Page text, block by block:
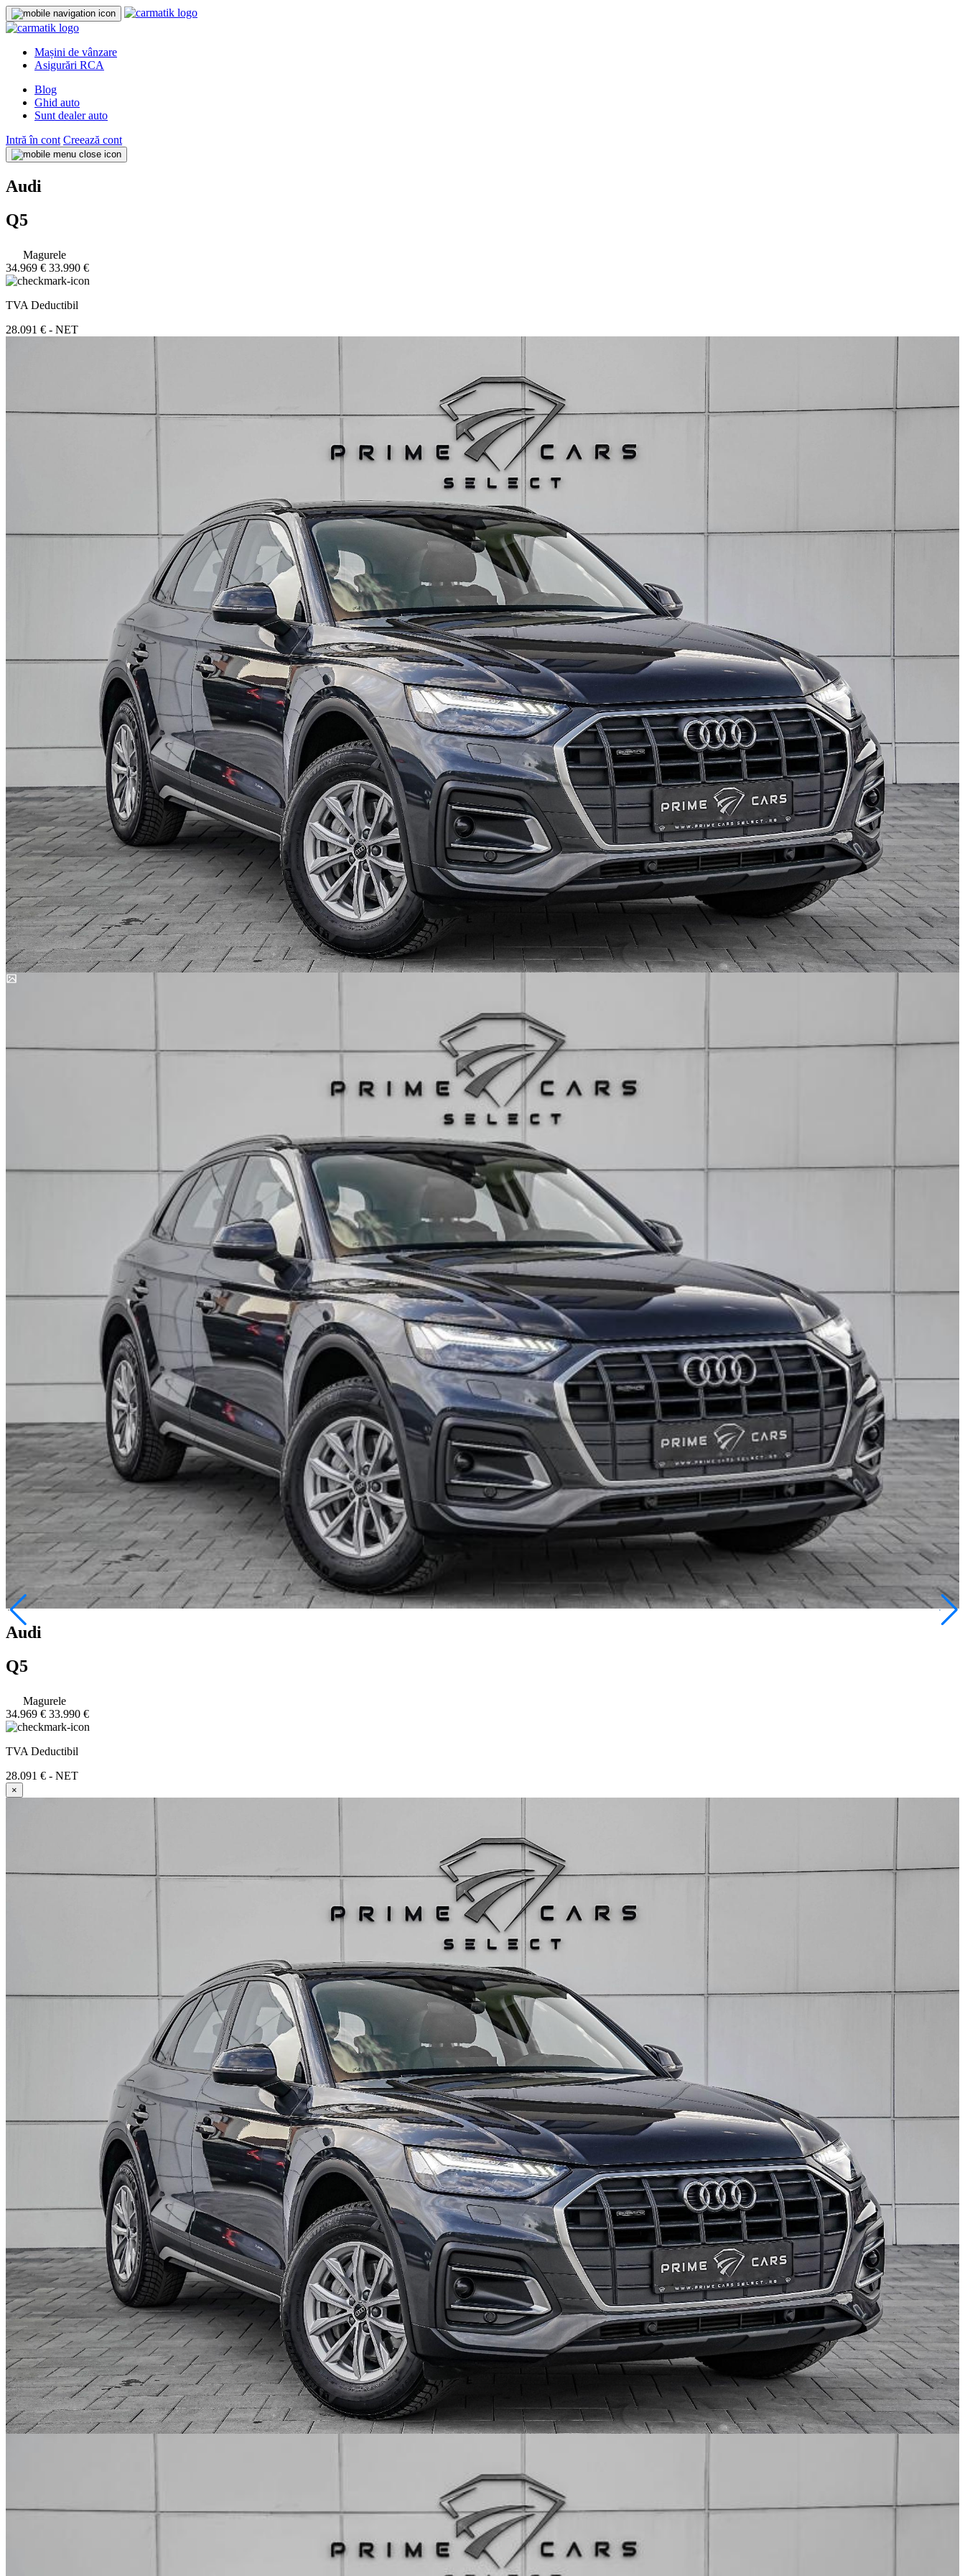
Mașini de vânzare
Asigurări RCA
Blog
Ghid auto
Sunt dealer auto
Intră în cont Creează cont
Audi
Q5
Magurele
34.969 € 33.990 €
TVA Deductibil
28.091 € - NET
Audi
Q5
Magurele
34.969 € 33.990 €
TVA Deductibil
28.091 € - NET
×